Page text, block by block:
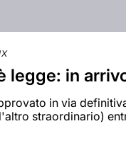
legge: in
in via
straordinario)